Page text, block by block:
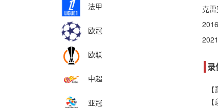
法甲
欧冠
欧联
中超
亚冠
克
录